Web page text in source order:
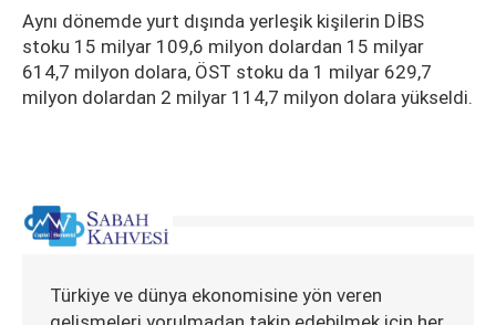
Aynı dönemde yurt dışında yerleşik kişilerin DİBS
stoku 15 milyar 109,6 milyon dolardan 15 milyar
614,7 milyon dolara, ÖST stoku da 1 milyar 629,7
milyon dolardan 2 milyar 114,7 milyon dolara yükseldi.
Türkiye ve dünya ekonomisine yön veren